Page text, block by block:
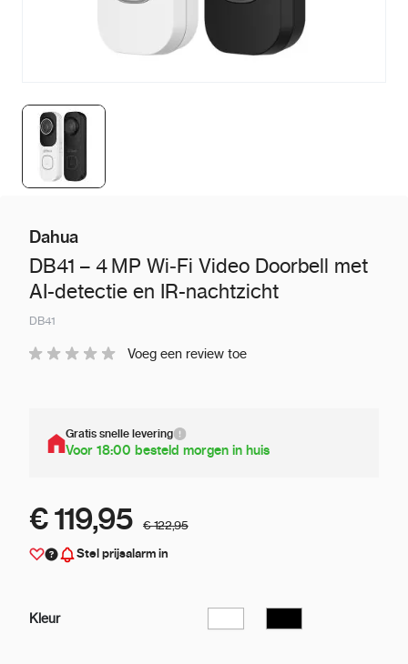
Dahua
DB41 – 4 MP Wi‑Fi Video Doorbell met
AI-detectie en IR-nachtzicht
DB41
Voeg een review toe
Gratis snelle levering
Voor 18:00 besteld morgen in huis
€ 119,95 € 122,95
Stel prijsalarm in
Kleur